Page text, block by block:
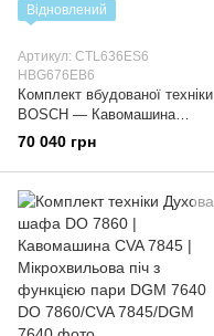
Відновлений
Артикул: CTL636ES6
HBG676EB6
Комплект вбудованої техніки
BOSCH — Кавомашина
(CTL636ES6) + Духова шафа
(HBG676EB6)
70 040 грн